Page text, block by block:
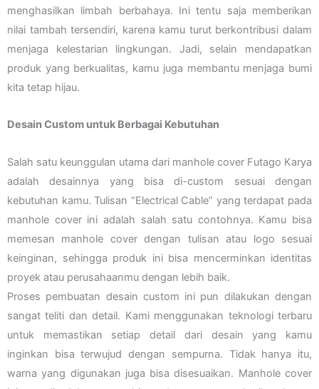
menghasilkan limbah berbahaya. Ini tentu saja memberikan
nilai tambah tersendiri, karena kamu turut berkontribusi dalam
menjaga kelestarian lingkungan. Jadi, selain mendapatkan
produk yang berkualitas, kamu juga membantu menjaga bumi
kita tetap hijau.
Desain Custom untuk Berbagai Kebutuhan
Salah satu keunggulan utama dari manhole cover Futago Karya
adalah desainnya yang bisa di-custom sesuai dengan
kebutuhan kamu. Tulisan “Electrical Cable” yang terdapat pada
manhole cover ini adalah salah satu contohnya. Kamu bisa
memesan manhole cover dengan tulisan atau logo sesuai
keinginan, sehingga produk ini bisa mencerminkan identitas
proyek atau perusahaanmu dengan lebih baik.
Proses pembuatan desain custom ini pun dilakukan dengan
sangat teliti dan detail. Kami menggunakan teknologi terbaru
untuk memastikan setiap detail dari desain yang kamu
inginkan bisa terwujud dengan sempurna. Tidak hanya itu,
warna yang digunakan juga bisa disesuaikan. Manhole cover